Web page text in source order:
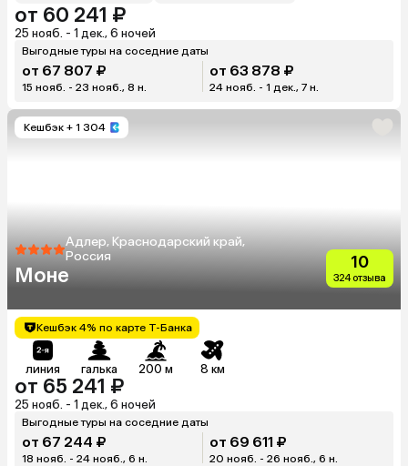
от 60 241 ₽
25 нояб. - 1 дек., 6 ночей
Выгодные туры на соседние даты
от 67 807 ₽
15 нояб. - 23 нояб., 8 н.
от 63 878 ₽
24 нояб. - 1 дек., 7 н.
Кешбэк + 1 304
Адлер, Краснодарский край,
Россия
Моне
10
324 отзыва
Кешбэк 4% по карте Т-Банка
линия галька 200 м 8 км
от 65 241 ₽
25 нояб. - 1 дек., 6 ночей
Выгодные туры на соседние даты
от 67 244 ₽
18 нояб. - 24 нояб., 6 н.
от 69 611 ₽
20 нояб. - 26 нояб., 6 н.